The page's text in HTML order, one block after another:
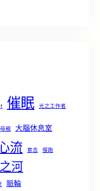
催眠 光之工作者
親 大腦休息室
流 意念 慢跑
河
脈輪